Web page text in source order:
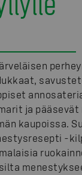
ja pääsevät
kaupoissa.
-